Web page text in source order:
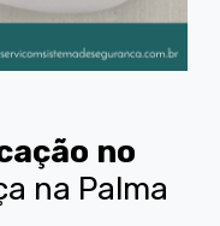
no
na Palma